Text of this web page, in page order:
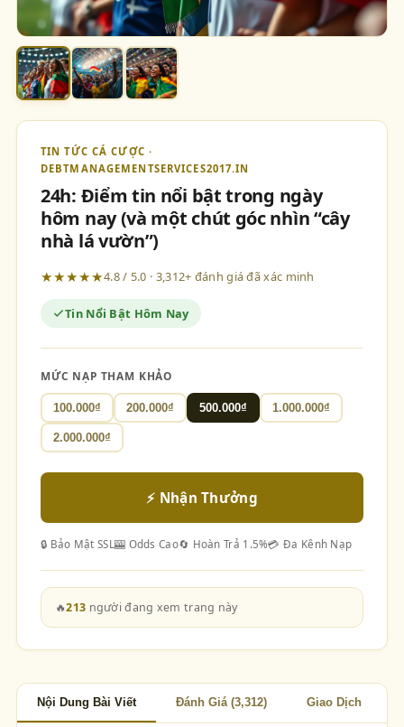
TIN TỨC CÁ CƯỢC ·
DEBTMANAGEMENTSERVICES2017.IN
24h: Điểm tin nổi bật trong ngày
hôm nay (và một chút góc nhìn “cây
nhà lá vườn”)
★★★★★4.8 / 5.0 · 3,312+ đánh giá đã xác minh
Tin Nổi Bật Hôm Nay
MỨC NẠP THAM KHẢO
100.000₫ 200.000₫ 500.000₫ 1.000.000₫
2.000.000₫
⚡ Nhận Thưởng
🔒 Bảo Mật SSL🎰 Odds Cao🔄 Hoàn Trả 1.5%💳 Đa Kênh Nạp
🔥213 người đang xem trang này
Nội Dung Bài Viết Đánh Giá (3,312) Giao Dịch